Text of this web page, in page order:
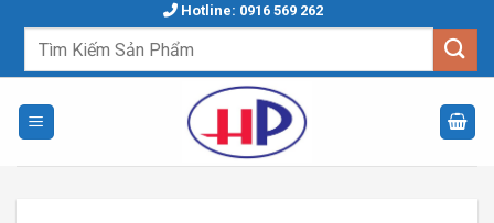
content
Hotline: 0916 569 262
Tìm